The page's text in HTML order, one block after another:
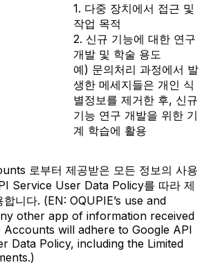
1. 다중 장치에서 접근 및
작업 목적
2. 신규 기능에 대한 연구
개발 및 학술 용도
예) 문의처리 과정에서 발
생한 메세지들은 개인 식
별정보를 제거한 후, 신규
기능 연구 개발을 위한 기
계 학습에 활용
로부터 제공받은 모든 정보의 사용
Service User Data Policy를 따라 제
합니다. (EN: OQUPIE’s use and
other app of information received
will adhere to Google API
Data Policy, including the Limited